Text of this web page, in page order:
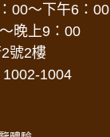
00～下午6：00
晚上9：00
號2樓
1004